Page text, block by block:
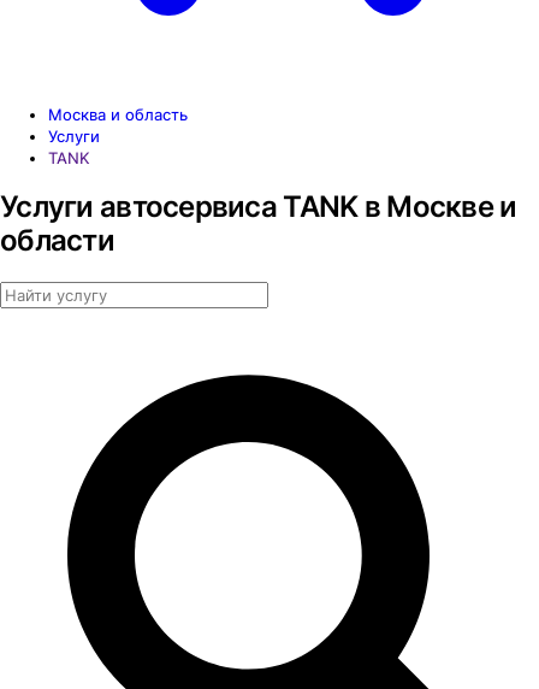
Москва и область
Услуги
TANK
Услуги автосервиса TANK в Москве и
области